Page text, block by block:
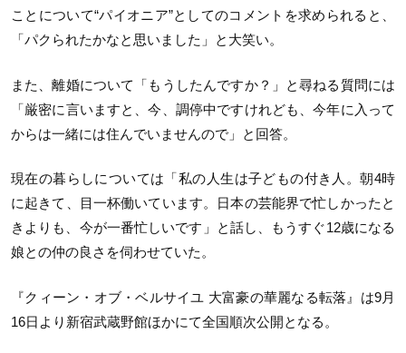
ことについて“パイオニア”としてのコメントを求められると、
「パクられたかなと思いました」と大笑い。
また、離婚について「もうしたんですか？」と尋ねる質問には
「厳密に言いますと、今、調停中ですけれども、今年に入って
からは一緒には住んでいませんので」と回答。
現在の暮らしについては「私の人生は子どもの付き人。朝4時
に起きて、目一杯働いています。日本の芸能界で忙しかったと
きよりも、今が一番忙しいです」と話し、もうすぐ12歳になる
娘との仲の良さを伺わせていた。
『クィーン・オブ・ベルサイユ 大富豪の華麗なる転落』は9月
16日より新宿武蔵野館ほかにて全国順次公開となる。